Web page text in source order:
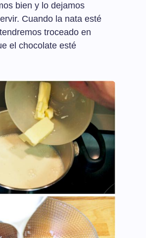
bien y lo dejamos
Cuando la nata esté
troceado en
el chocolate esté